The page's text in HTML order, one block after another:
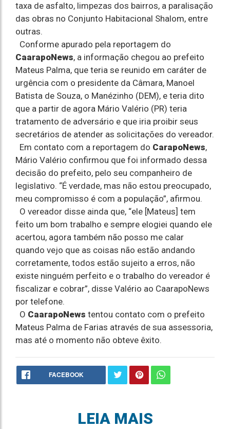
taxa de asfalto, limpezas dos bairros, a paralisação
das obras no Conjunto Habitacional Shalom, entre
outras.
Conforme apurado pela reportagem do
CaarapoNews, a informação chegou ao prefeito
Mateus Palma, que teria se reunido em caráter de
urgência com o presidente da Câmara, Manoel
Batista de Souza, o Manézinho (DEM), e teria dito
que a partir de agora Mário Valério (PR) teria
tratamento de adversário e que iria proibir seus
secretários de atender as solicitações do vereador.
Em contato com a reportagem do CarapoNews,
Mário Valério confirmou que foi informado dessa
decisão do prefeito, pelo seu companheiro de
legislativo. “É verdade, mas não estou preocupado,
meu compromisso é com a população”, afirmou.
O vereador disse ainda que, “ele [Mateus] tem
feito um bom trabalho e sempre elogiei quando ele
acertou, agora também não posso me calar
quando vejo que as coisas não estão andando
corretamente, todos estão sujeito a erros, não
existe ninguém perfeito e o trabalho do vereador é
fiscalizar e cobrar”, disse Valério ao CaarapoNews
por telefone.
O CaarapoNews tentou contato com o prefeito
Mateus Palma de Farias através de sua assessoria,
mas até o momento não obteve êxito.
FACEBOOK
LEIA MAIS